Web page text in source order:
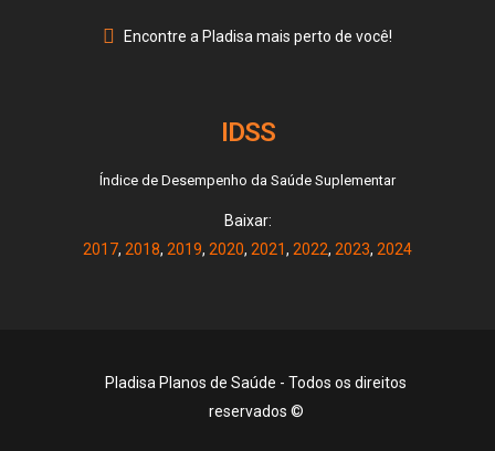
Encontre a Pladisa mais perto de você!
IDSS
Índice de Desempenho da Saúde Suplementar
Baixar:
2017, 2018, 2019, 2020, 2021, 2022, 2023, 2024
Pladisa Planos de Saúde - Todos os direitos
reservados ©